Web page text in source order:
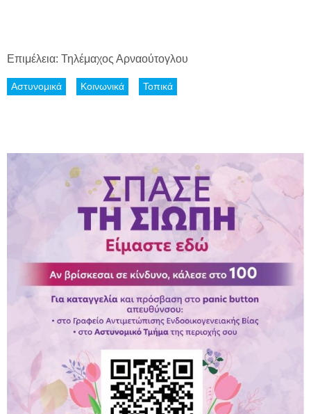
Επιμέλεια: Τηλέμαχος Αρναούτογλου
Αστυνομικά Κοινωνικά Τοπικά